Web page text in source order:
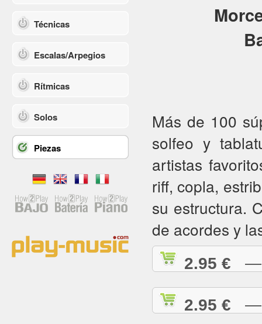
Técnicas
Escalas/Arpegios
Rítmicas
Solos
Piezas
Más de 100
solfeo y
artistas
riff, copla,
su estructura.
de acordes y
2.95 € —
2.95 € —